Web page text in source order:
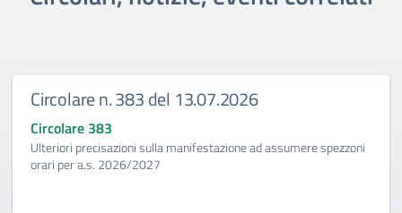
Circolare n. 383 del 13.07.2026
Circolare 383
Ulteriori precisazioni sulla manifestazione ad assumere spezzoni
orari per a.s. 2026/2027